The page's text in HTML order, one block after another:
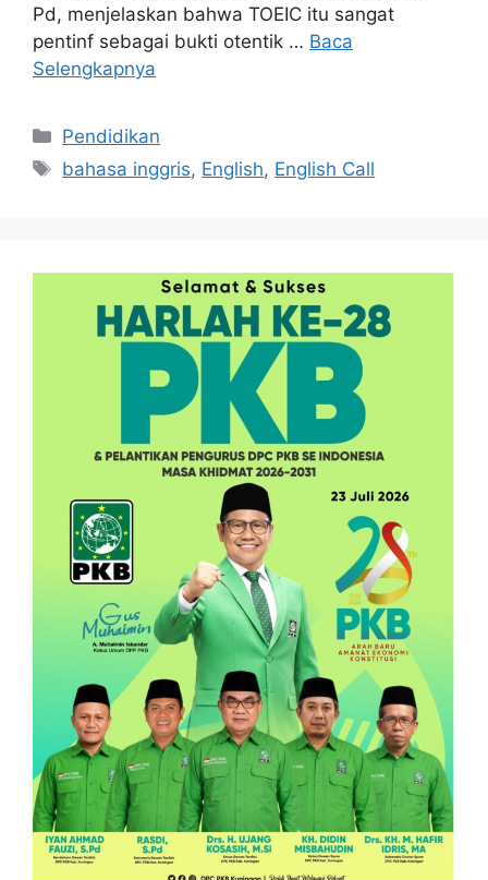
Pd, menjelaskan bahwa TOEIC itu sangat
pentinf sebagai bukti otentik … Baca
Selengkapnya
Kategori
Pendidikan
Tag
bahasa inggris, English, English Call